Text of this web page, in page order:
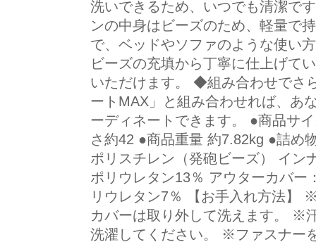
洗いできるため、いつでも清潔で
ンの中身はビーズのため、軽量で
で、ベッドやソファのような使い
ビーズの充填から丁寧に仕上げて
いただけます。 ◆組み合わせでさ
ートMAX」と組み合わせれば、あ
ーディネートできます。 ●商品サ
さ約42 ●商品重量 約7.82kg ●詰め
ポリスチレン（発砲ビーズ） イン
ポリウレタン13％ アウターカバー
リウレタン7％ 【お手入れ方法】
カバーは取り外して洗えます。 ※
洗濯してください。 ※ファスナー